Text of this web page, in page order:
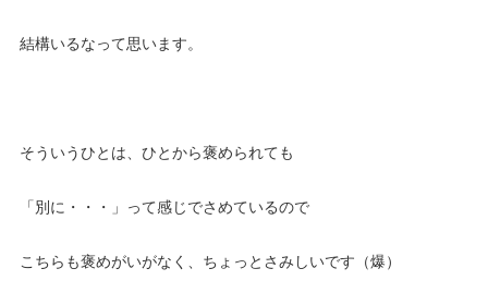
結構いるなって思います。
そういうひとは、ひとから褒められても
「別に・・・」って感じでさめているので
こちらも褒めがいがなく、ちょっとさみしいです（爆）